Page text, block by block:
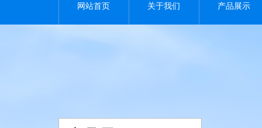
网站首页 关于我们 产品展示